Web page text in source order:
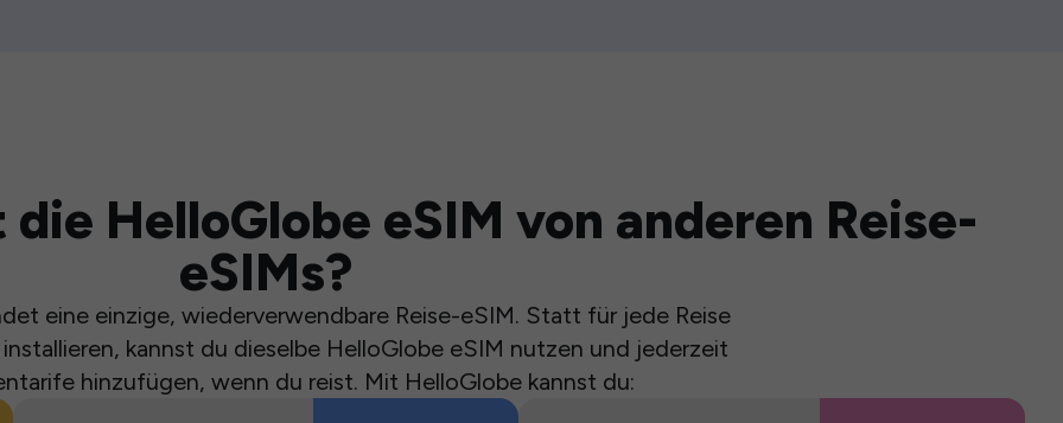
HelloGlobe eSIM von anderen Reise-
eSIMs?
eine einzige, wiederverwendbare Reise-eSIM. Statt für jede Reise
kannst du dieselbe HelloGlobe eSIM nutzen und jederzeit
hinzufügen, wenn du reist. Mit HelloGlobe kannst du: